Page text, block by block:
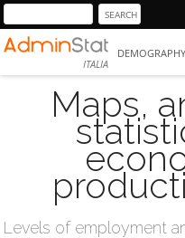
ITALIA
DEMOGRAPHY
Maps,
Levels of employment